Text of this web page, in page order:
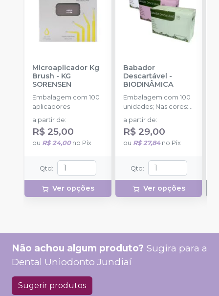
Microaplicador Kg
Brush - KG
SORENSEN
Embalagem com 100
aplicadores
a partir de:
R$ 25,00
ou R$ 24,00no Pix
Qtd:
Ver opções
Babador
Descartável -
BIODINÂMICA
Embalagem com 100
unidades; Nas cores:
Branco, Amarelo, Azul,
Rosa, Verde e Misto.
a partir de:
R$ 29,00
ou R$ 27,84no Pix
Qtd:
Ver opções
Não achou algum produto? Sugira para a
Dental Uniodonto Jundiaí
Sugerir produtos